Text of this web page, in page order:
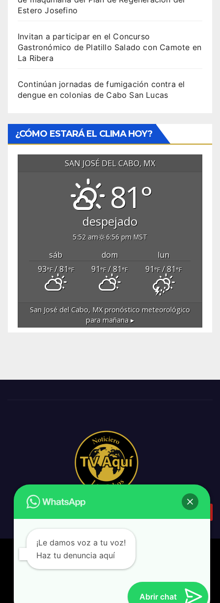
Estero Josefino
Invitan a participar en el Concurso
Gastronómico de Platillo Salado con Camote en
La Ribera
Continúan jornadas de fumigación contra el
dengue en colonias de Cabo San Lucas
¿CÓMO ESTARÁ EL CLIMA HOY?
SAN JOSÉ DEL CABO, MX
81°
despejado
5:52 am 6:56 pm MST
sáb dom
lun
93°F/ 81°F 91°F/ 81°F 91°F/ 81°F
San José del Cabo, MXpronóstico meteorológico
para mañana ▸
backpack & design|Tv Aquí Los Cabos
Amparo Gobierno del Estado
¡Le damos voz a tu voz!
Haz tu denuncia aquí
Abrir chat